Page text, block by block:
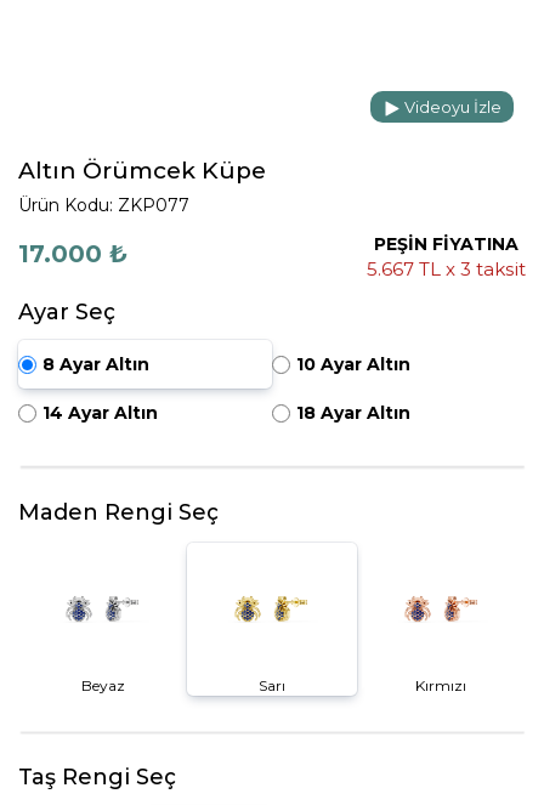
Videoyu İzle
Altın Örümcek Küpe
Ürün Kodu: ZKP077
17.000 ₺ PEŞİN FİYATINA
5.667 TL x 3 taksit
Ayar Seç
8 Ayar Altın 10 Ayar Altın
14 Ayar Altın 18 Ayar Altın
Maden Rengi Seç
Beyaz Sarı Kırmızı
Taş Rengi Seç